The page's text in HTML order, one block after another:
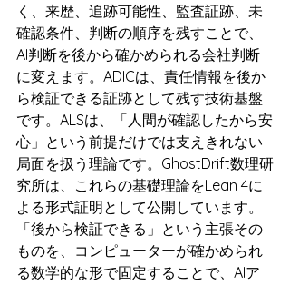
く、来歴、追跡可能性、監査証跡、未
確認条件、判断の順序を残すことで、
AI判断を後から確かめられる会社判断
に変えます。ADICは、責任情報を後か
ら検証できる証跡として残す技術基盤
です。ALSは、「人間が確認したから安
心」という前提だけでは支えきれない
局面を扱う理論です。GhostDrift数理研
究所は、これらの基礎理論をLean 4に
よる形式証明として公開しています。
「後から検証できる」という主張その
ものを、コンピューターが確かめられ
る数学的な形で固定することで、AIア